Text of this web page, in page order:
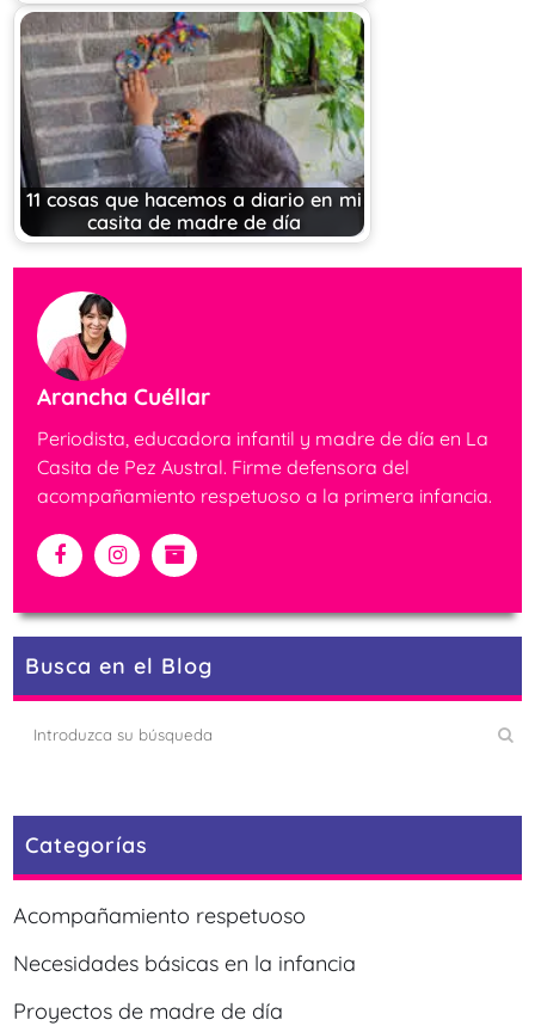
11 cosas que hacemos a diario en mi
casita de madre de día
Arancha Cuéllar
Periodista, educadora infantil y madre de día en La
Casita de Pez Austral. Firme defensora del
acompañamiento respetuoso a la primera infancia.
Busca en el Blog
Categorías
Acompañamiento respetuoso
Necesidades básicas en la infancia
Proyectos de madre de día